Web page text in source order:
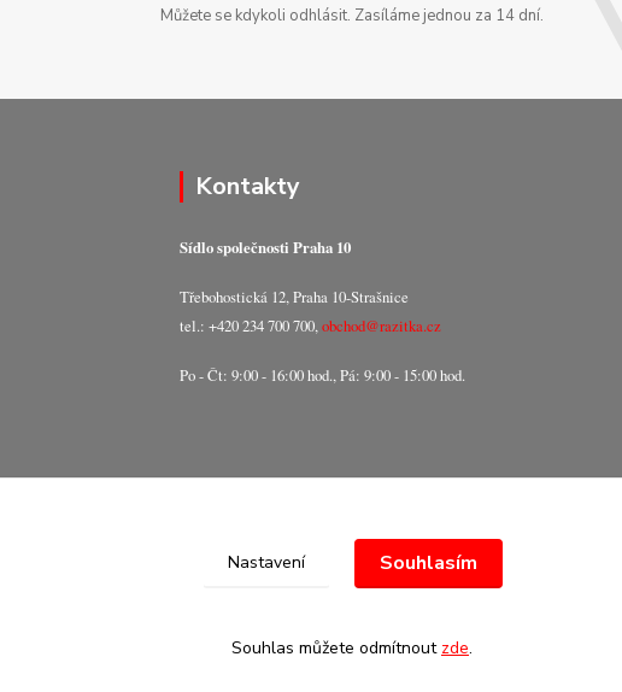
Můžete se kdykoli odhlásit. Zasíláme jednou za 14 dní.
Kontakty
Sídlo společnosti Praha 10
Třebohostická 12, Praha 10-Strašnice
tel.: +420 234 700 700,obchod@razitka.cz
Po - Čt: 9:00 - 16:00 hod., Pá: 9:00 - 15:00 hod.
Nastavení Souhlasím
Souhlas můžete odmítnout zde.